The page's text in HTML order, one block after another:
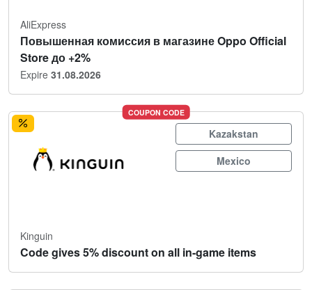
AliExpress
Повышенная комиссия в магазине Oppo Official
Store до +2%
Expire 31.08.2026
COUPON CODE
Kazakstan
Mexico
Kinguin
Code gives 5% discount on all in-game items